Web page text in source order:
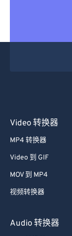
Video 转换器
MP4 转换器
Video 到 GIF
MOV 到 MP4
视频转换器
Audio 转换器